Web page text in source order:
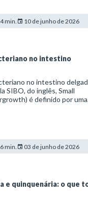
min. 10 de junho de 2026
no intestino
no intestino
SIBO, do inglês, Small
é definido por uma
trato digestivo. P
min. 03 de junho de 2026
e quinquenária: o que